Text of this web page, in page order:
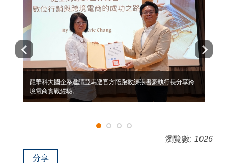
龍華科大國企系邀請亞馬遜官方陪跑教練張書豪執行長分享跨
境電商實戰經驗。
瀏覽數: 1026
分享